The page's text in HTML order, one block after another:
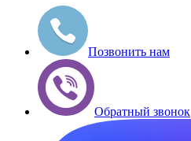
Позвонить нам
Обратный звонок